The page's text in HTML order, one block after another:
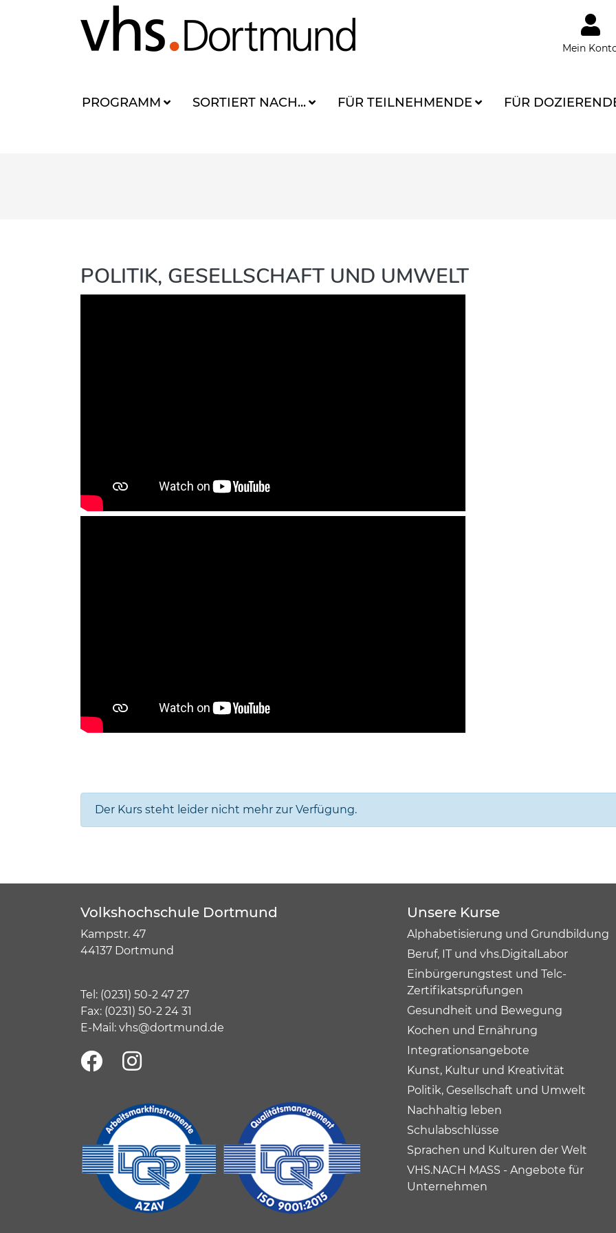
Mein
PROGRAMM SORTIERT NACH... FÜR TEILNEHMENDE FÜR
POLITIK, GESELLSCHAFT UND UMWELT
Der Kurs steht leider nicht mehr zur Verfügung.
Volkshochschule Dortmund
Kampstr. 47
44137 Dortmund
Tel: (0231) 50-2 47 27
Fax: (0231) 50-2 24 31
E-Mail: vhs@dortmund.de
Unsere Kurse
Alphabetisierung und Grundbildung
Beruf, IT und vhs.DigitalLabor
Einbürgerungstest und Telc-
Zertifikatsprüfungen
Gesundheit und Bewegung
Kochen und Ernährung
Integrationsangebote
Kunst, Kultur und Kreativität
Politik, Gesellschaft und Umwelt
Nachhaltig leben
Schulabschlüsse
Sprachen und Kulturen der Welt
VHS.NACH MASS - Angebote für
Unternehmen